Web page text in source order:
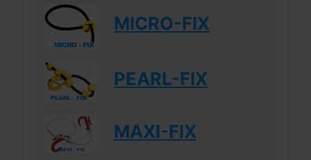
MICRO-FIX
PEARL-FIX
MAXI-FIX